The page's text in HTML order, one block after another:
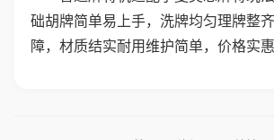
础胡牌简单易上手，洗牌均匀理牌整
障，材质结实耐用维护简单，价格实惠